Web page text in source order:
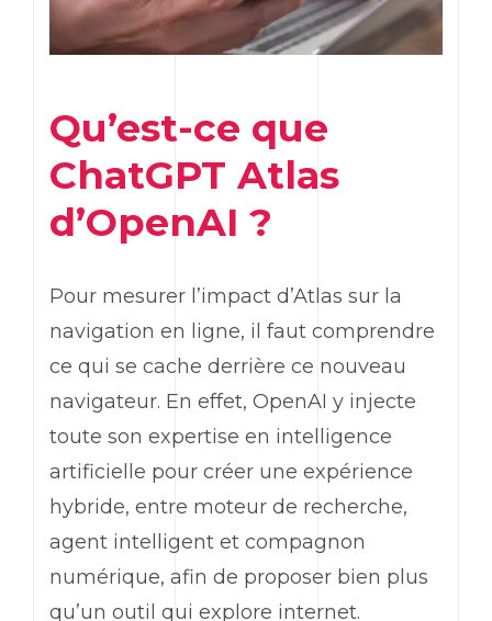
Qu’est-ce que
ChatGPT Atlas
d’OpenAI ?
Pour mesurer l’impact d’Atlas sur la
navigation en ligne, il faut comprendre
ce qui se cache derrière ce nouveau
navigateur. En effet, OpenAI y injecte
toute son expertise en intelligence
artificielle pour créer une expérience
hybride, entre moteur de recherche,
agent intelligent et compagnon
numérique, afin de proposer bien plus
qu’un outil qui explore internet.